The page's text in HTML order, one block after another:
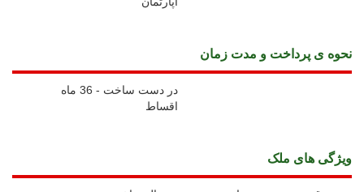
نحوه ی پرداخت و مدت زمان
در دست ساخت - 36 ماه
اقساط
ويژگی های ملک